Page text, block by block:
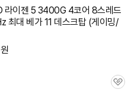
라이젠 5 3400G 4코어 8스레드
최대 베가 11 데스크탑 (게이밍/
원
관